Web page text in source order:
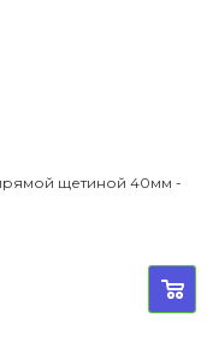
щетиной 40мм -